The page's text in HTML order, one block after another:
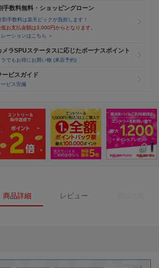
手数料無料・ショッピングローン
手数料は楽天ビックが負担します！
お支払金額は3,000円からとなります。
ーションはこちら ＞
メラSPUステータスに応じたボーナスポイント
でもお得にお買い物 (来店予約)
ビスガイド
ビス完備
商品詳細 レビュー